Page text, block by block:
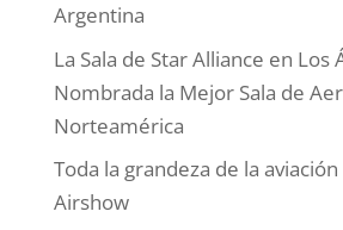
Argentina
La Sala de Star Alliance en Los
Nombrada la Mejor Sala de
Norteamérica
Toda la grandeza de la
Airshow